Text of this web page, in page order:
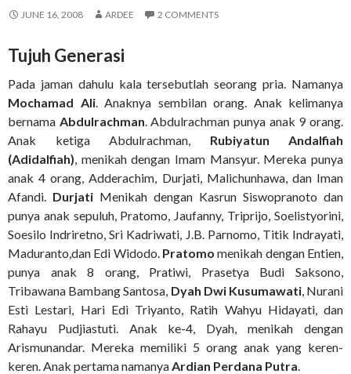
JUNE 16, 2008 ARDEE 2 COMMENTS
Tujuh Generasi
Pada jaman dahulu kala tersebutlah seorang pria. Namanya
Mochamad Ali. Anaknya sembilan orang. Anak kelimanya
bernama Abdulrachman. Abdulrachman punya anak 9 orang.
Anak ketiga Abdulrachman, Rubiyatun Andalfiah
(Adidalfiah), menikah dengan Imam Mansyur. Mereka punya
anak 4 orang, Adderachim, Durjati, Malichunhawa, dan Iman
Afandi. Durjati Menikah dengan Kasrun Siswopranoto dan
punya anak sepuluh, Pratomo, Jaufanny, Triprijo, Soelistyorini,
Soesilo Indriretno, Sri Kadriwati, J.B. Parnomo, Titik Indrayati,
Maduranto,dan Edi Widodo. Pratomo menikah dengan Entien,
punya anak 8 orang, Pratiwi, Prasetya Budi Saksono,
Tribawana Bambang Santosa, Dyah Dwi Kusumawati, Nurani
Esti Lestari, Hari Edi Triyanto, Ratih Wahyu Hidayati, dan
Rahayu Pudjiastuti. Anak ke-4, Dyah, menikah dengan
Arismunandar. Mereka memiliki 5 orang anak yang keren-
keren. Anak pertama namanyaArdian Perdana Putra.